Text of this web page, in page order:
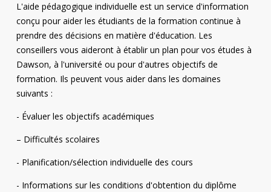
L'aide pédagogique individuelle est un service d'information
conçu pour aider les étudiants de la formation continue à
prendre des décisions en matière d'éducation. Les
conseillers vous aideront à établir un plan pour vos études à
Dawson, à l'université ou pour d'autres objectifs de
formation. Ils peuvent vous aider dans les domaines
suivants :
- Évaluer les objectifs académiques
– Difficultés scolaires
- Planification/sélection individuelle des cours
- Informations sur les conditions d'obtention du diplôme